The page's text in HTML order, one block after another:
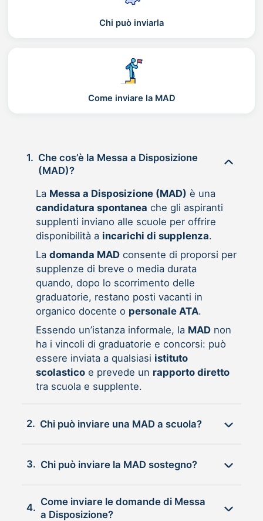
Chi può inviarla
Come inviare la MAD
1. Che cos’è la Messa a Disposizione
(MAD)?
La Messa a Disposizione (MAD) è una
candidatura spontanea che gli aspiranti
supplenti inviano alle scuole per offrire
disponibilità a incarichi di supplenza.
La domanda MADconsente di proporsi per
supplenze di breve o media durata
quando, dopo lo scorrimento delle
graduatorie, restano posti vacanti in
organico docente o personale ATA.
Essendo un’istanza informale, la MADnon
ha i vincoli di graduatorie e concorsi: può
essere inviata a qualsiasi istituto
scolasticoe prevede un rapporto diretto
tra scuola e supplente.
2. Chi può inviare una MAD a scuola?
3. Chi può inviare la MAD sostegno?
4.
Come inviare le domande di Messa
a Disposizione?